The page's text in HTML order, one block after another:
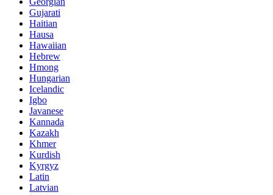
Gujarati
Haitian
Hausa
Hawaiian
Hebrew
Hmong
Hungarian
Icelandic
Igbo
Javanese
Kannada
Kazakh
Khmer
Kurdish
Kyrgyz
Latin
Latvian